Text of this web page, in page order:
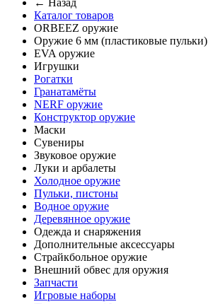
← Назад
Каталог товаров
ORBEEZ оружие
Оружие 6 мм (пластиковые пульки)
EVA оружие
Игрушки
Рогатки
Гранатамёты
NERF оружие
Конструктор оружие
Маски
Сувениры
Звуковое оружие
Луки и арбалеты
Холодное оружие
Пульки, пистоны
Водное оружие
Деревянное оружие
Одежда и снаряжения
Дополнительные аксессуары
Страйкбольное оружие
Внешний обвес для оружия
Запчасти
Игровые наборы